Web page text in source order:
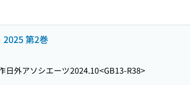
2025 第2巻
日外アソシエーツ2024.10<GB13-R38>